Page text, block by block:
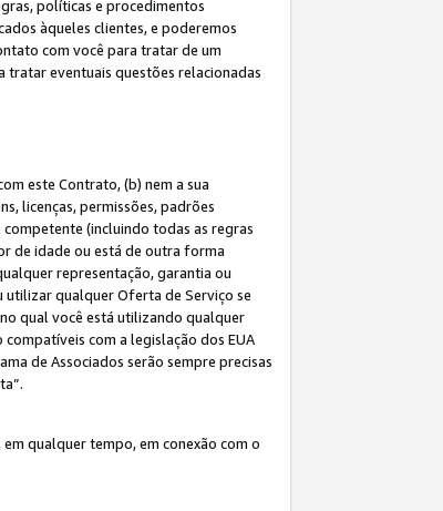
políticas e procedimentos
àqueles clientes, e poderemos
com você para tratar de um
tratar eventuais questões relacionadas
este Contrato, (b) nem a sua
licenças, permissões, padrões
(incluindo todas as regras
de idade ou está de outra forma
representação, garantia ou
utilizar qualquer Oferta de Serviço se
qual você está utilizando qualquer
com a legislação dos EUA
de Associados serão sempre precisas
qualquer tempo, em conexão com o